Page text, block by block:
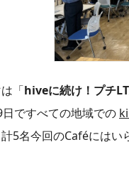
「hiveに続け！ プチ
ですべての地域での
5名今回のCaféには